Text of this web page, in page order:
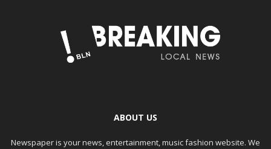
ABOUT US
Newspaper is your news, entertainment, music fashion website. We